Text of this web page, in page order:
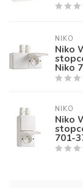
NIKO
Niko
Niko
NIKO
Niko
701-